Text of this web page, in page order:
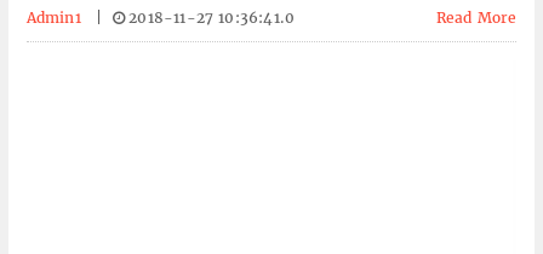
Admin1
2018-11-27 10:36:41.0 Read More